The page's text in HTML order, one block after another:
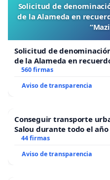
Solicitud de
de la Alameda en
Solicitud de
de la Alameda en
“Mazinger”
560 firmas
Aviso de transparencia
Conseguir transporte
Salou durante todo el año
44 firmas
Aviso de transparencia